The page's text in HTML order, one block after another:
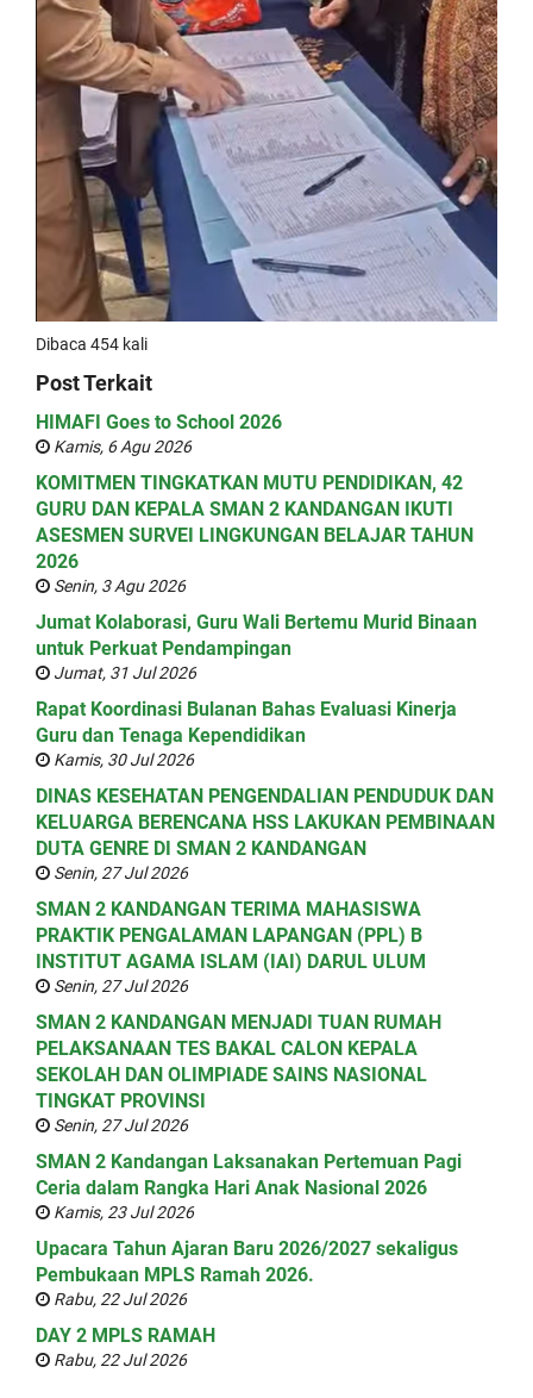
Dibaca 454 kali
Post Terkait
HIMAFI Goes to School 2026
Kamis, 6 Agu 2026
KOMITMEN TINGKATKAN MUTU PENDIDIKAN, 42
GURU DAN KEPALA SMAN 2 KANDANGAN IKUTI
ASESMEN SURVEI LINGKUNGAN BELAJAR TAHUN
2026
Senin, 3 Agu 2026
Jumat Kolaborasi, Guru Wali Bertemu Murid Binaan
untuk Perkuat Pendampingan
Jumat, 31 Jul 2026
Rapat Koordinasi Bulanan Bahas Evaluasi Kinerja
Guru dan Tenaga Kependidikan
Kamis, 30 Jul 2026
DINAS KESEHATAN PENGENDALIAN PENDUDUK DAN
KELUARGA BERENCANA HSS LAKUKAN PEMBINAAN
DUTA GENRE DI SMAN 2 KANDANGAN
Senin, 27 Jul 2026
SMAN 2 KANDANGAN TERIMA MAHASISWA
PRAKTIK PENGALAMAN LAPANGAN (PPL) B
INSTITUT AGAMA ISLAM (IAI) DARUL ULUM
Senin, 27 Jul 2026
SMAN 2 KANDANGAN MENJADI TUAN RUMAH
PELAKSANAAN TES BAKAL CALON KEPALA
SEKOLAH DAN OLIMPIADE SAINS NASIONAL
TINGKAT PROVINSI
Senin, 27 Jul 2026
SMAN 2 Kandangan Laksanakan Pertemuan Pagi
Ceria dalam Rangka Hari Anak Nasional 2026
Kamis, 23 Jul 2026
Upacara Tahun Ajaran Baru 2026/2027 sekaligus
Pembukaan MPLS Ramah 2026.
Rabu, 22 Jul 2026
DAY 2 MPLS RAMAH
Rabu, 22 Jul 2026